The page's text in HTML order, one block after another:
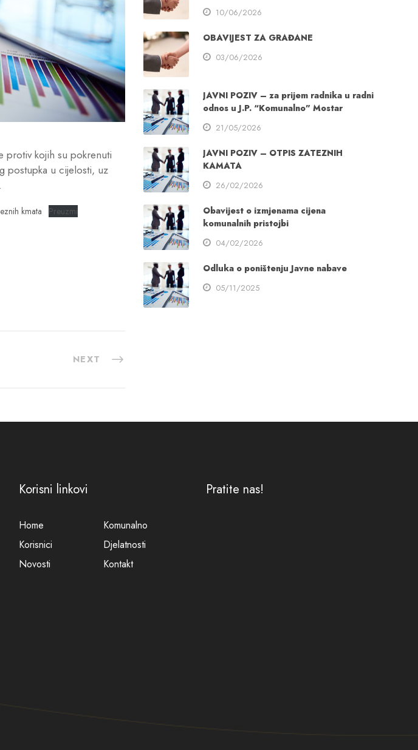
protiv kojih su pokrenuti
postupka u cijelosti, uz
kmata Preuzmi
NEXT
10/06/2026
OBAVIJEST ZA GRAĐANE
03/06/2026
JAVNI POZIV – za prijem radnika u radni
odnos u J.P. “Komunalno” Mostar
21/05/2026
JAVNI POZIV – OTPIS ZATEZNIH
KAMATA
26/02/2026
Obavijest o izmjenama cijena
komunalnih pristojbi
04/02/2026
Odluka o poništenju Javne nabave
05/11/2025
Korisni linkovi
Home
Komunalno
Korisnici
Djelatnosti
Novosti
Kontakt
Pratite nas!